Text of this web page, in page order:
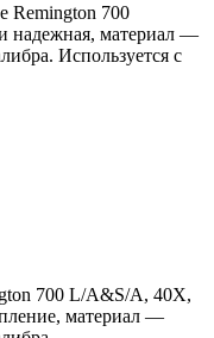
Remington 700
надежная, материал —
Используется с
700 L/A&S/A, 40X,
материал —